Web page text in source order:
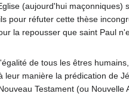
(aujourd'hui maçonniques)
pour réfuter cette thèse
la repousser que saint Paul
de tous les êtres
manière la prédication de
Testament (ou Nouvelle